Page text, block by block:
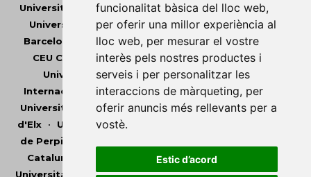
funcionalitat bàsica del lloc web,
per oferir una millor experiència al
lloc web, per mesurar el vostre
interès pels nostres productes i
serveis i per personalitzar les
interaccions de màrqueting, per
oferir anuncis més rellevants per a
vostè.
Estic d’acord
Universitat Abat Oliba CEU•Universitat d'Alacant
Universitat d'Andorra•Universitat Autònoma de
Barcelona
Universitat de Barcelona•Universitat
CEU Cardenal Herrera• Universitat de Girona
Universitat de les Illes Balears•Universitat
Internacional de Catalunya • Universitat Jaume I
Universitat de Lleida •Universitat Miguel Hernández
d'Elx• Universitat Oberta de Catalunya
de Perpinyà Via Domitia
Catalunya
Universitat Politècnica de València
Universitat Pompeu Fabra•Universitat Ramon Llull